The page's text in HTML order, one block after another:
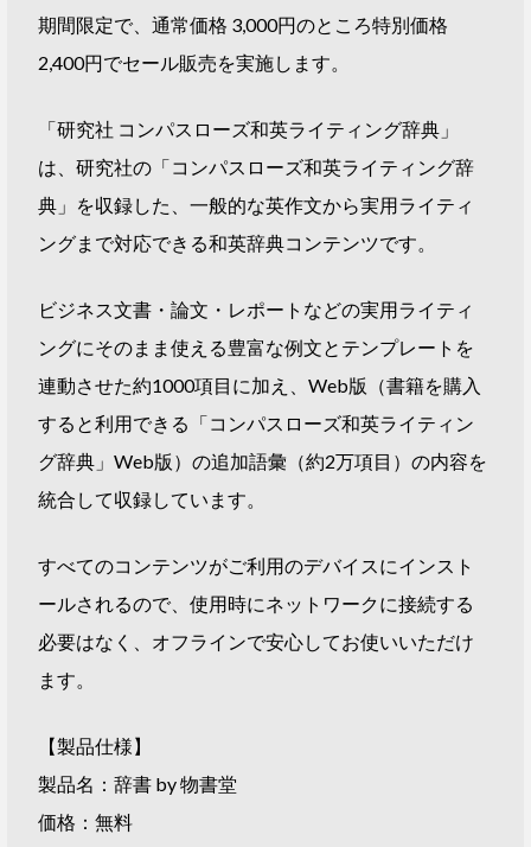
期間限定で、通常価格 3,000円のところ特別価格
2,400円でセール販売を実施します。
「研究社 コンパスローズ和英ライティング辞典」
は、研究社の「コンパスローズ和英ライティング辞
典」を収録した、一般的な英作文から実用ライティ
ングまで対応できる和英辞典コンテンツです。
ビジネス文書・論文・レポートなどの実用ライティ
ングにそのまま使える豊富な例文とテンプレートを
連動させた約1000項目に加え、Web版（書籍を購入
すると利用できる「コンパスローズ和英ライティン
グ辞典」Web版）の追加語彙（約2万項目）の内容を
統合して収録しています。
すべてのコンテンツがご利用のデバイスにインスト
ールされるので、使用時にネットワークに接続する
必要はなく、オフラインで安心してお使いいただけ
ます。
【製品仕様】
製品名：辞書 by 物書堂
価格：無料